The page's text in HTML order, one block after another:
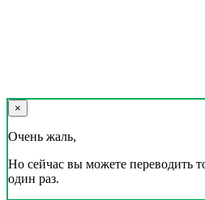
×
Очень жаль,
Но сейчас вы можете переводить
один раз.